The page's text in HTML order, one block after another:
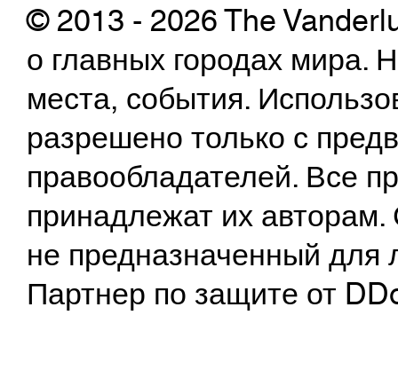
© 2013 - 2026 The
о главных городах
места, события.
разрешено только с
правообладателей. Все
принадлежат их
не предназначенный
Партнер по защите от